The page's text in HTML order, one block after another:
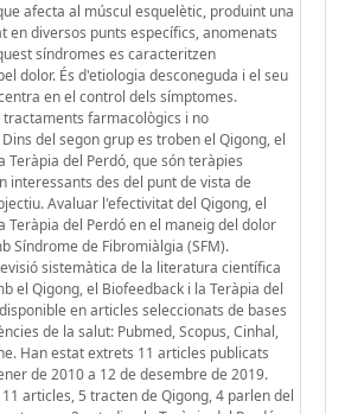
afecta al múscul esquelètic, produint una
en diversos punts específics, anomenats
síndromes es caracteritzen
dolor. És d'etiologia desconeguda i el seu
en el control dels símptomes.
farmacològics i no
del segon grup es troben el Qigong, el
Teràpia del Perdó, que són teràpies
interessants des del punt de vista de
Avaluar l'efectivitat del Qigong, el
Teràpia del Perdó en el maneig del dolor
Síndrome de Fibromiàlgia (SFM).
sistemàtica de la literatura científica
el Qigong, el Biofeedback i la Teràpia del
en articles seleccionats de bases
de la salut: Pubmed, Scopus, Cinhal,
Han estat extrets 11 articles publicats
de 2010 a 12 de desembre de 2019.
articles, 5 tracten de Qigong, 4 parlen del